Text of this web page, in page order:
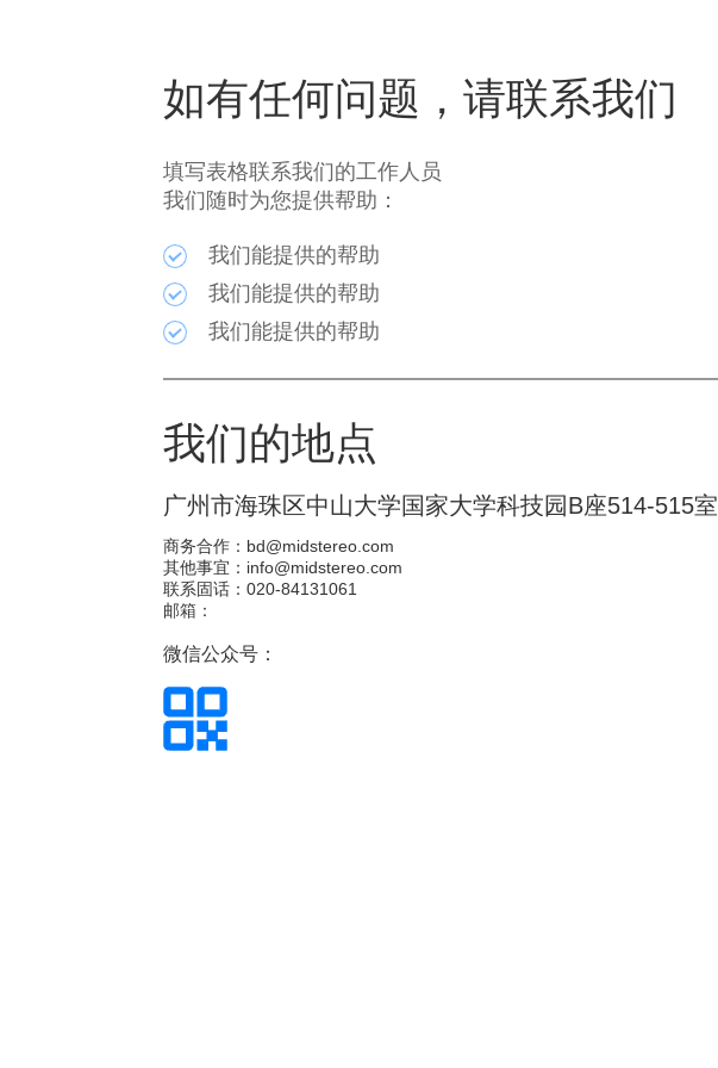
如有任何问题，请联系我们
填写表格联系我们的工作人员
我们随时为您提供帮助：
我们能提供的帮助
我们能提供的帮助
我们能提供的帮助
我们的地点
广州市海珠区中山大学国家大学科技园B座514-515室
商务合作：bd@midstereo.com
其他事宜：info@midstereo.com
联系固话：020-84131061
邮箱：
微信公众号：